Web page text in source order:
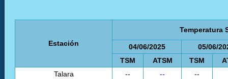
Estación
Temperatura
04/06/2025
05/06/
TSM
ATSM TSM
Talara
-- -- --